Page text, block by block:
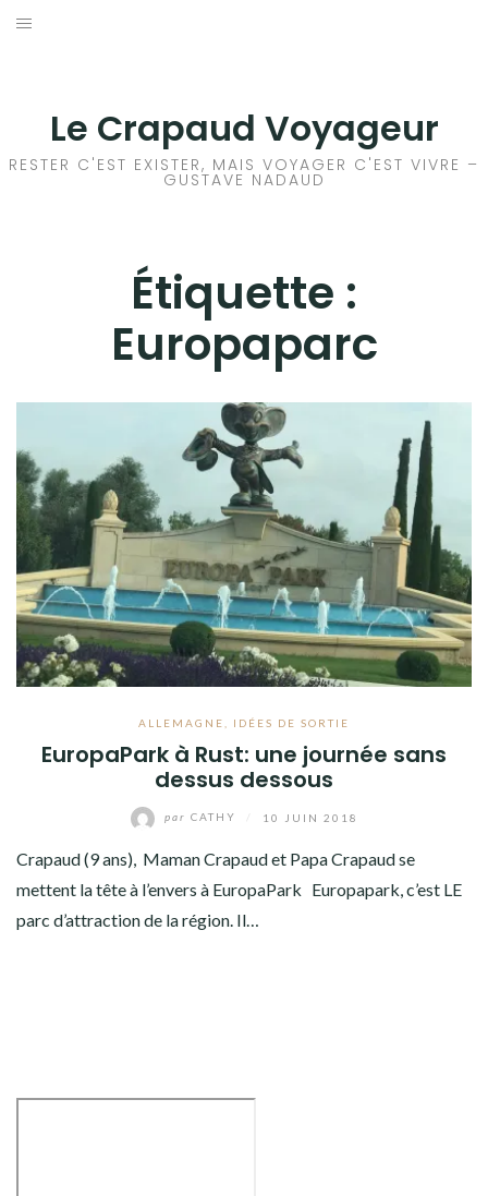
Aller
Le Crapaud Voyageur
RESTER C'EST EXISTER, MAIS VOYAGER C'EST VIVRE –
GUSTAVE NADAUD
Étiquette :
Europaparc
ALLEMAGNE IDÉES DE SORTIE
EuropaPark à Rust: une journée sans
dessus dessous
par CATHY 10 JUIN 2018
Crapaud (9 ans), Maman Crapaud et Papa Crapaud se
mettent la tête à l’envers à EuropaPark Europapark, c’est LE
parc d’attraction de la région. Il…
EUROPE
AMÉRIQUE DU SUD
TOUR DU MONDE 2020-2021
CONTACT